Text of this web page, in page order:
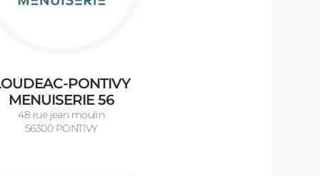
PONTIVY
MENUISERIE 56
48 rue jean moulin
56300 PONTIVY